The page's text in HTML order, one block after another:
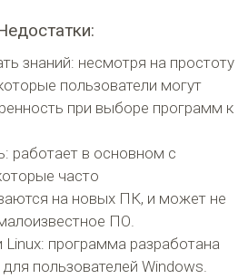
знаний: несмотря на простоту
пользователи могут
при выборе программ к
работает в основном с
часто
на новых ПК, и может не
ПО.
программа разработана
пользователей Windows.